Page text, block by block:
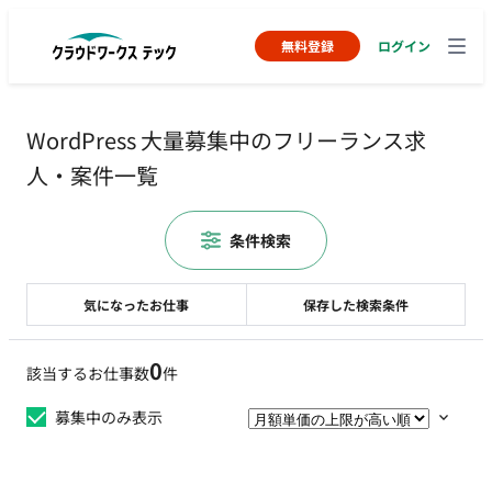
無料登録 ログイン
WordPress 大量募集中のフリーランス求
人・案件一覧
該当するお仕事数0件
募集中のみ表示
気になったお仕事 保存した検索条件
条件検索